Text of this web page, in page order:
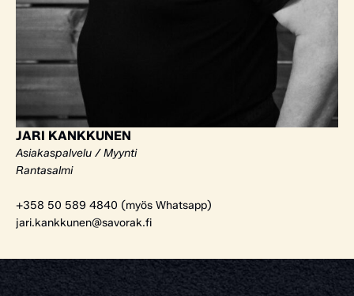
JARI KANKKUNEN
Asiakaspalvelu / Myynti
Rantasalmi
+358 50 589 4840 (myös Whatsapp)
jari.kankkunen@savorak.fi